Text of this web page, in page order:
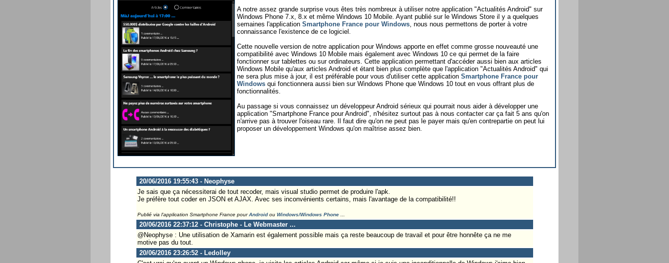
A notre assez grande surprise vous êtes très nombreux à utiliser notre application "Actualités Android" sur
Windows Phone 7.x, 8.x et même Windows 10 Mobile. Ayant publié sur le Windows Store il y a quelques
semaines l'application Smartphone France pour Windows , nous nous permettons de porter à votre
connaissance l'existence de ce logiciel.
Cette nouvelle version de notre application pour Windows apporte en effet comme grosse nouveauté une
compatibilité avec Windows 10 Mobile mais également avec Windows 10 ce qui permet de la faire
fonctionner sur tablettes ou sur ordinateurs. Cette application permettant d'accéder aussi bien aux articles
Windows Mobile qu'aux articles Android et étant bien plus complète que l'application "Actualités Android" qui
ne sera plus mise à jour, il est préférable pour vous d'utiliser cette application Smartphone France pour
Windows qui fonctionnera aussi bien sur Windows Phone que Windows 10 tout en vous offrant plus de
fonctionnalités.
Au passage si vous connaissez un développeur Android sérieux qui pourrait nous aider à développer une
application "Smartphone France pour Android", n'hésitez surtout pas à nous contacter car ça fait 5 ans qu'on
n'arrive pas à trouver l'oiseau rare. Il faut dire qu'on ne peut pas le payer mais qu'en contrepartie on peut lui
proposer un développement Windows qu'on maîtrise assez bien.
20/06/2016 19:55:43 - Neophyse
Je sais que ça nécessiterai de tout recoder, mais visual studio permet de produire l'apk.
Je préfère tout coder en JSON et AJAX. Avec ses inconvénients certains, mais l'avantage de la compatibilité!!
Publié via l'application Smartphone France pourAndroidou Windows/Windows Phone...
20/06/2016 22:37:12 - Christophe - Le Webmaster ...
@Neophyse : Une utilisation de Xamarin est également possible mais ça reste beaucoup de travail et pour être honnête ça ne me
motive pas du tout.
20/06/2016 23:26:52 - Ledolley